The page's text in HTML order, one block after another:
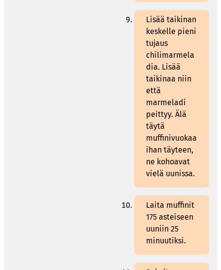
Lisää taikinan
keskelle pieni
tujaus
chilimarmela
dia. Lisää
taikinaa niin
että
marmeladi
peittyy. Älä
täytä
muffinivuokaa
ihan täyteen,
ne kohoavat
vielä uunissa.
Laita muffinit
175 asteiseen
uuniin 25
minuutiksi.